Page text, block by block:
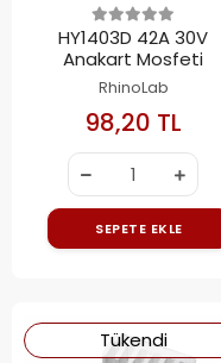
HY1403D 42A 30V
Anakart Mosfeti
RhinoLab
98,20 TL
SEPETE EKLE
Tükendi